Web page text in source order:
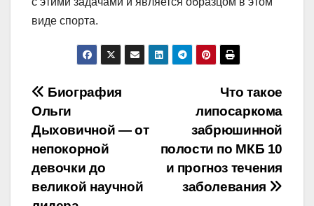
виде спорта.
Навигация
по
записям
Что такое
липосаркома
забрюшинной
полости по МКБ 10
и прогноз течения
заболевания
Биография
Ольги
Дыховичной — от
непокорной
девочки до
великой научной